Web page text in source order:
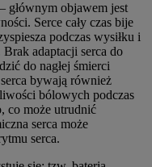
– głównym objawem jest
Serce cały czas bije
podczas wysiłku i
adaptacji serca do
do nagłej śmierci
bywają również
bólowych podczas
co może utrudnić
serca może
serca.